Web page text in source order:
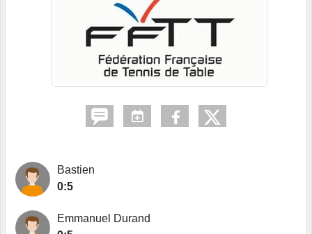
Bastien
0:5
Emmanuel Durand